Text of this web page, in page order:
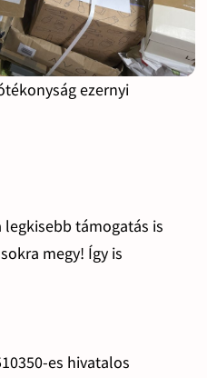
ezernyi
támogatás is
megy! Így is
es hivatalos